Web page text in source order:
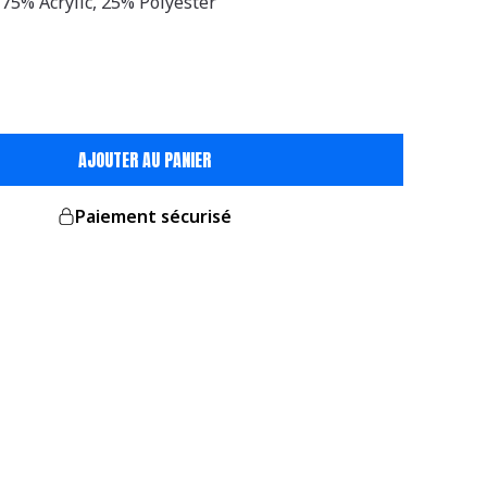
AJOUTER AU PANIER
Paiement sécurisé